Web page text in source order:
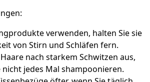
verwenden, halten Sie sie
von Stirn und Schläfen fern.
nach starkem Schwitzen aus,
nicht jedes Mal shampoonieren.